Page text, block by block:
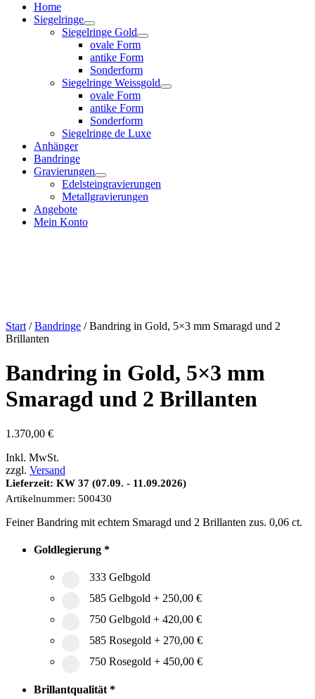
Home
Siegelringe
Siegelringe Gold
ovale Form
antike Form
Sonderform
Siegelringe Weissgold
ovale Form
antike Form
Sonderform
Siegelringe de Luxe
Anhänger
Bandringe
Gravierungen
Edelsteingravierungen
Metallgravierungen
Angebote
Mein Konto
Start /Bandringe / Bandring in Gold, 5×3 mm Smaragd und 2
Brillanten
Bandring in Gold, 5×3 mm
Smaragd und 2 Brillanten
1.370,00 €
Inkl. MwSt.
zzgl. Versand
Lieferzeit: KW 37 (07.09. - 11.09.2026)
Artikelnummer: 500430
Feiner Bandring mit echtem Smaragd und 2 Brillanten zus. 0,06 ct.
Goldlegierung *
333 Gelbgold
585 Gelbgold + 250,00 €
750 Gelbgold + 420,00 €
585 Rosegold + 270,00 €
750 Rosegold + 450,00 €
Brillantqualität *